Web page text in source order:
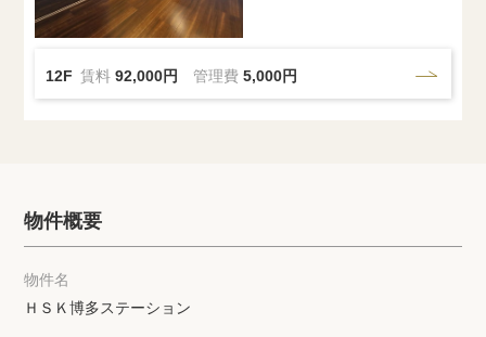
12F 賃料92,000円 管理費5,000円
物件概要
物件名
ＨＳＫ博多ステーション